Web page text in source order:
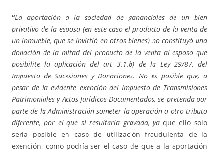
“La aportación a la sociedad de gananciales de un bien
privativo de la esposa (en este caso el producto de la venta de
un inmueble, que se invirtió en otros bienes) no constituyó una
donación de la mitad del producto de la venta al esposo que
posibilite la aplicación del art 3.1.b) de la Ley 29/87, del
Impuesto de Sucesiones y Donaciones. No es posible que, a
pesar de la evidente exención del Impuesto de Transmisiones
Patrimoniales y Actos Jurídicos Documentados, se pretenda por
parte de la Administración someter la operación a otro tributo
diferente, por el que sí resultaría gravada, yaque ello solo
sería posible en caso de utilización fraudulenta de la
exención, como podría ser el caso de que a la aportación